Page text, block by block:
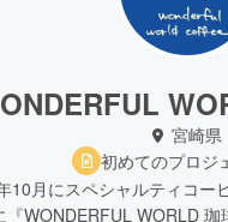
宮崎県
初めてのプロジ
10月にスペシャルティコー
『WONDERFUL WORLD 珈